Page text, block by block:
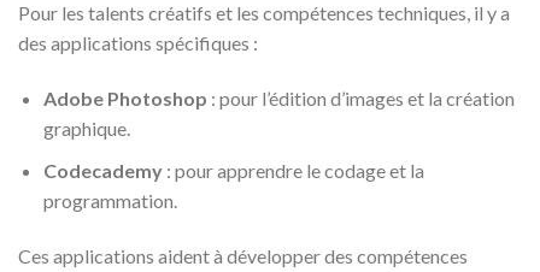
Pour les talents créatifs et les compétences techniques, il y a
des applications spécifiques :
Adobe Photoshop : pour l’édition d’images et la création
graphique.
Codecademy: pour apprendre le codage et la
programmation.
Ces applications aident à développer des compétences